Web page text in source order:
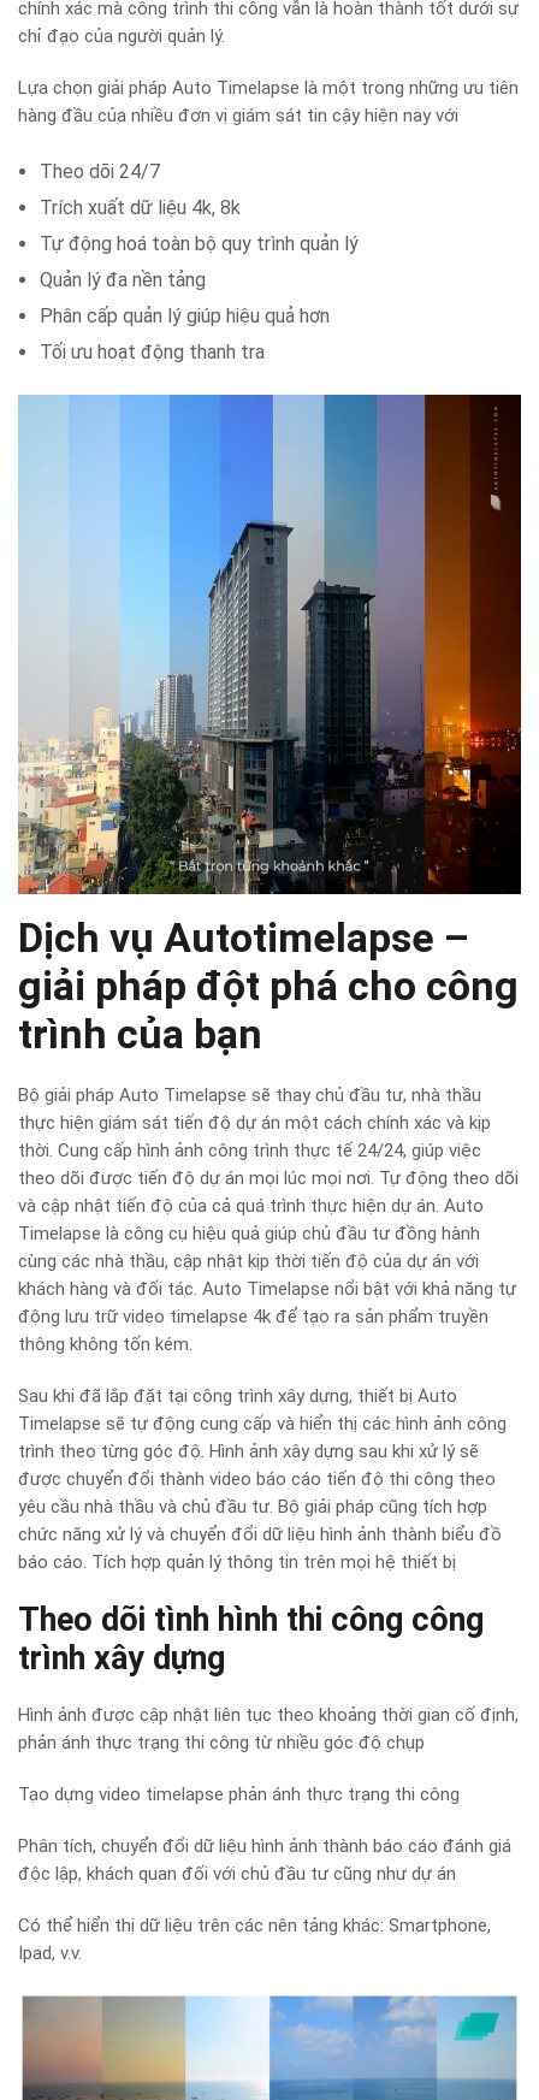
chính xác mà công trình thi công vẫn là hoàn thành tốt dưới sự
chỉ đạo của người quản lý.
Lựa chọn giải pháp Auto Timelapse là một trong những ưu tiên
hàng đầu của nhiều đơn vị giám sát tin cậy hiện nay với
Theo dõi 24/7
Trích xuất dữ liệu 4k, 8k
Tự động hoá toàn bộ quy trình quản lý
Quản lý đa nền tảng
Phân cấp quản lý giúp hiệu quả hơn
Tối ưu hoạt động thanh tra
Dịch vụ Autotimelapse –
giải pháp đột phá cho công
trình của bạn
Bộ giải pháp Auto Timelapse sẽ thay chủ đầu tư, nhà thầu
thực hiện giám sát tiến độ dự án một cách chính xác và kịp
thời. Cung cấp hình ảnh công trình thực tế 24/24, giúp việc
theo dõi được tiến độ dự án mọi lúc mọi nơi. Tự động theo dõi
và cập nhật tiến độ của cả quá trình thực hiện dự án. Auto
Timelapse là công cụ hiệu quả giúp chủ đầu tư đồng hành
cùng các nhà thầu, cập nhật kịp thời tiến độ của dự án với
khách hàng và đối tác. Auto Timelapse nổi bật với khả năng tự
động lưu trữ video timelapse 4k để tạo ra sản phẩm truyền
thông không tốn kém.
Sau khi đã lắp đặt tại công trình xây dựng, thiết bị Auto
Timelapse sẽ tự động cung cấp và hiển thị các hình ảnh công
trình theo từng góc độ. Hình ảnh xây dựng sau khi xử lý sẽ
được chuyển đổi thành video báo cáo tiến độ thi công theo
yêu cầu nhà thầu và chủ đầu tư. Bộ giải pháp cũng tích hợp
chức năng xử lý và chuyển đổi dữ liệu hình ảnh thành biểu đồ
báo cáo. Tích hợp quản lý thông tin trên mọi hệ thiết bị
Theo dõi tình hình thi công công
trình xây dựng
Hình ảnh được cập nhật liên tục theo khoảng thời gian cố định,
phản ánh thực trạng thi công từ nhiều góc độ chụp
Tạo dựng video timelapse phản ánh thực trạng thi công
Phân tích, chuyển đổi dữ liệu hình ảnh thành báo cáo đánh giá
độc lập, khách quan đối với chủ đầu tư cũng như dự án
Có thể hiển thị dữ liệu trên các nên tảng khác: Smartphone,
Ipad, v.v.